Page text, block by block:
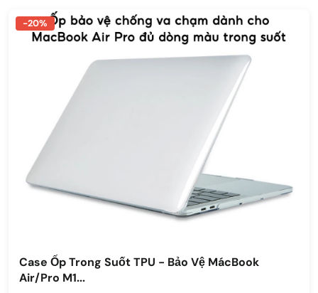
-20%
Case Ốp Trong Suốt TPU - Bảo Vệ MácBook
Air/Pro M1...